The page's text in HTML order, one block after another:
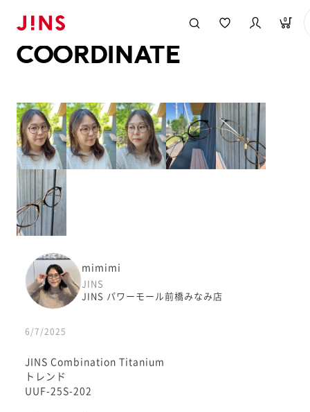
0
COORDINATE
mimimi
JINS
JINS パワーモール前橋みなみ店
6/7/2025
JINS Combination Titanium
トレンド
UUF-25S-202